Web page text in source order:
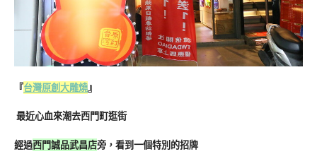
『台灣原創大雕燒』
最近心血來潮去西門町逛街
經過西門誠品武昌店旁，看到一個特別的招牌